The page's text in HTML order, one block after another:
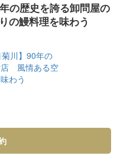
の歴史を誇る卸問屋の
の鰻料理を味わう